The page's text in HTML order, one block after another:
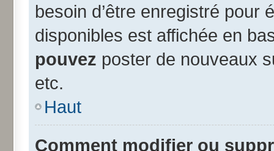
besoin d’être enregistré pour
disponibles est affichée en
pouvez poster de nouveaux
etc.
Haut
Comment modifier ou